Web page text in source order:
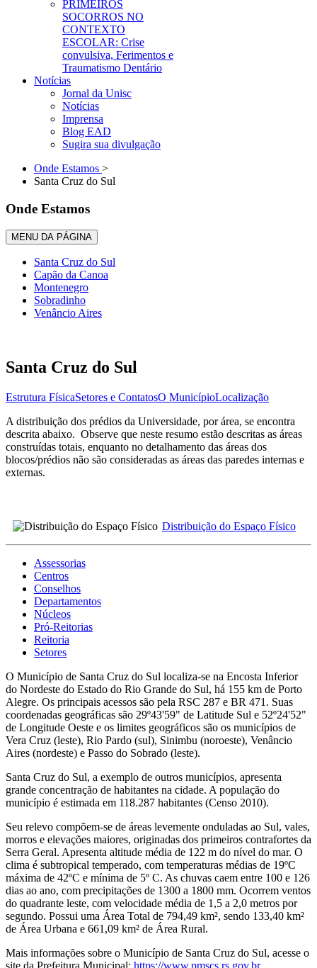
PRIMEIROS
SOCORROS NO
CONTEXTO
ESCOLAR: Crise
convulsiva, Ferimentos e
Traumatismo Dentário
Notícias
Jornal da Unisc
Notícias
Imprensa
Blog EAD
Sugira sua divulgação
Onde Estamos >
Santa Cruz do Sul
Onde Estamos
MENU DA PÁGINA
Santa Cruz do Sul
Capão da Canoa
Montenegro
Sobradinho
Venâncio Aires
Santa Cruz do Sul
Estrutura FísicaSetores e ContatosO MunicípioLocalização
A distribuição dos prédios da Universidade, por área, se encontra
descrita abaixo. Observe que neste resumo estão descritas as áreas
construídas totais, enquanto no detalhamento das áreas dos
blocos/prédios não são consideradas as áreas das paredes internas e
externas.
Distribuição do Espaço Físico
Assessorias
Centros
Conselhos
Departamentos
Núcleos
Pró-Reitorias
Reitoria
Setores
O Município de Santa Cruz do Sul localiza-se na Encosta Inferior
do Nordeste do Estado do Rio Grande do Sul, há 155 km de Porto
Alegre. Os principais acessos são pela RSC 287 e BR 471. Suas
coordenadas geográficas são 29º43'59" de Latitude Sul e 52º24'52"
de Longitude Oeste e os limites geográficos são os municípios de
Vera Cruz (leste), Rio Pardo (sul), Sinimbu (noroeste), Venâncio
Aires (nordeste) e Passo do Sobrado (leste).
Santa Cruz do Sul, a exemplo de outros municípios, apresenta
grande concentração de habitantes na cidade. A população do
município é estimada em 118.287 habitantes (Censo 2010).
Seu relevo compõem-se de áreas levemente onduladas ao Sul, vales,
morros e elevações maiores, originadas dos primeiros contrafortes da
Serra Geral. Apresenta altitude média de 122 m do nível do mar. O
clima é subtropical temperado, com temperaturas médias de 19ºC
máxima de 42ºC e mínima de 5º C. As chuvas caem entre 100 e 126
dias ao ano, com precipitações de 1300 a 1800 mm. Ocorrem ventos
do quadrante leste, com velocidade média de 1,5 a 2,0 metros por
segundo. Possui uma Área Total de 794,49 km², sendo 133,40 km²
de Área Urbana e 661,09 km² de Área Rural.
Mais informações sobre o Município de Santa Cruz do Sul, acesse o